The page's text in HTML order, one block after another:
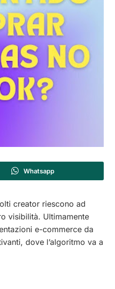
Whatsapp
creator riescono ad
visibilità. Ultimamente
e-commerce da
dove l’algoritmo va a